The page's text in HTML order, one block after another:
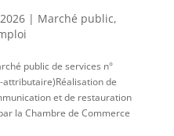
| Marché public,
public de services n°
attributaire)Réalisation de
et de restauration
la Chambre de Commerce